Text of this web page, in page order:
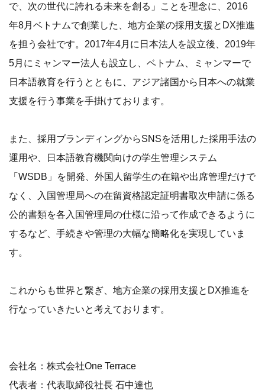
で、次の世代に誇れる未来を創る」ことを理念に、2016
年8月ベトナムで創業した、地方企業の採用支援とDX推進
を担う会社です。2017年4月に日本法人を設立後、2019年
5月にミャンマー法人も設立し、ベトナム、ミャンマーで
日本語教育を行うとともに、アジア諸国から日本への就業
支援を行う事業を手掛けております。
また、採用ブランディングからSNSを活用した採用手法の
運用や、日本語教育機関向けの学生管理システム
「WSDB」を開発、外国人留学生の在籍や出席管理だけで
なく、入国管理局への在留資格認定証明書取次申請に係る
公的書類を各入国管理局の仕様に沿って作成できるように
するなど、手続きや管理の大幅な簡略化を実現していま
す。
これからも世界と繋ぎ、地方企業の採用支援とDX推進を
行なっていきたいと考えております。
会社名：株式会社One Terrace
代表者：代表取締役社長 石中達也